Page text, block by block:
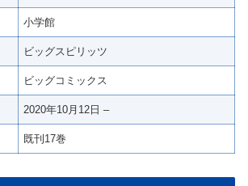
小学館
ビッグスピリッツ
ビッグコミックス
2020年10月12日 –
既刊17巻